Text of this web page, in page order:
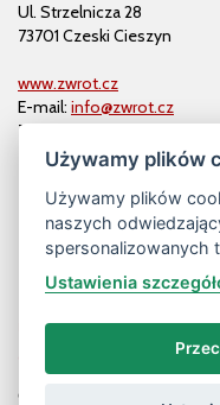
Ul. Strzelnicza 28
73701 Czeski Cieszyn
www.zwrot.cz
E-mail: info@zwrot.cz
Tel. i faks: 558 711 582
© ZWROT
Używamy plików
Używamy plików
naszych
spersonalizowanych
Ustawienia